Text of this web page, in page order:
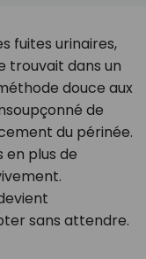
fuites urinaires,
trouvait dans un
douce aux
de
du périnée.
en plus de
sans attendre.